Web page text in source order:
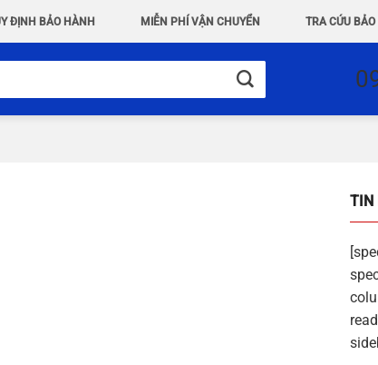
ĐỊNH BẢO HÀNH MIỄN PHÍ VẬN CHUYỂN TRA CỨU
TIN